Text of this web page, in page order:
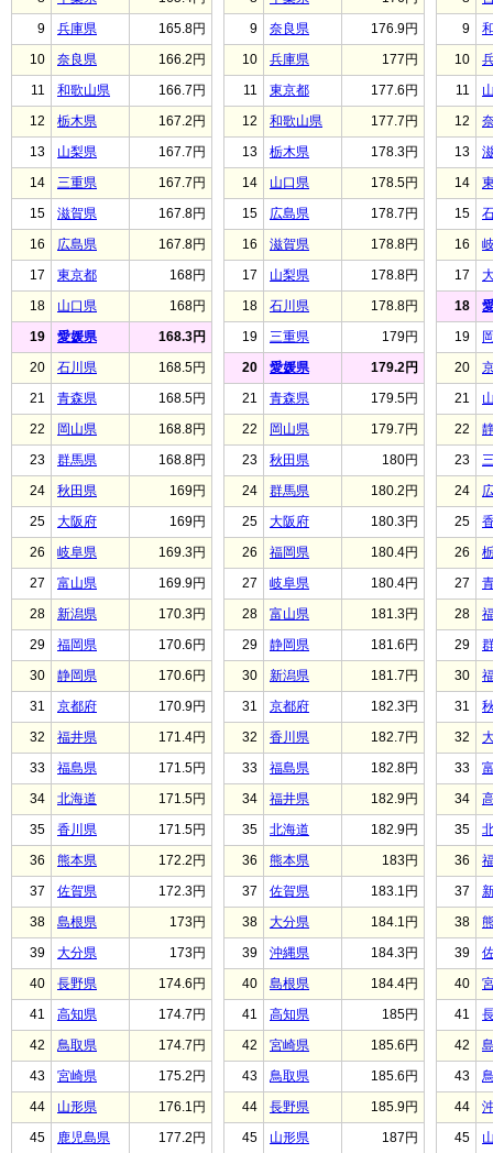
9
兵庫県
165.8円
10
奈良県
166.2円
11
和歌山県
166.7円
12
栃木県
167.2円
13
山梨県
167.7円
14
三重県
167.7円
15
滋賀県
167.8円
16
広島県
167.8円
17
東京都
168円
18
山口県
168円
19
愛媛県
168.3円
20
石川県
168.5円
21
青森県
168.5円
22
岡山県
168.8円
23
群馬県
168.8円
24
秋田県
169円
25
大阪府
169円
26
岐阜県
169.3円
27
富山県
169.9円
28
新潟県
170.3円
29
福岡県
170.6円
30
静岡県
170.6円
31
京都府
170.9円
32
福井県
171.4円
33
福島県
171.5円
34
北海道
171.5円
35
香川県
171.5円
36
熊本県
172.2円
37
佐賀県
172.3円
38
島根県
173円
39
大分県
173円
40
長野県
174.6円
41
高知県
174.7円
42
鳥取県
174.7円
43
宮崎県
175.2円
44
山形県
176.1円
45
鹿児島県 177.2円
9
奈良県
176.9円
10
兵庫県
177円
11
東京都
177.6円
12
和歌山県
177.7円
13
栃木県
178.3円
14
山口県
178.5円
15
広島県
178.7円
16
滋賀県
178.8円
17
山梨県
178.8円
18
石川県
178.8円
19
三重県
179円
20
愛媛県
179.2円
21
青森県
179.5円
22
岡山県
179.7円
23
秋田県
180円
24
群馬県
180.2円
25
大阪府
180.3円
26
福岡県
180.4円
27
岐阜県
180.4円
28
富山県
181.3円
29
静岡県
181.6円
30
新潟県
181.7円
31
京都府
182.3円
32
香川県
182.7円
33
福島県
182.8円
34
福井県
182.9円
35
北海道
182.9円
36
熊本県
183円
37
佐賀県
183.1円
38
大分県
184.1円
39
沖縄県
184.3円
40
島根県
184.4円
41
高知県
185円
42
宮崎県
185.6円
43
鳥取県
185.6円
44
長野県
185.9円
45
山形県 187円
9
10
11
12
13
14
15
16
17
18
19
20
21
22
23
24
25
26
27
28
29
30
31
32
33
34
35
36
37
38
39
40
41
42
43
44
45